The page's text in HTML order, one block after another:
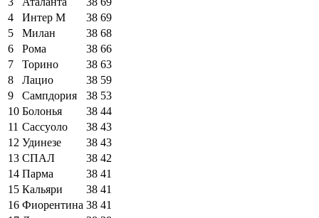
4
Интер М 38 69
5
Милан 38 68
6
Рома 38 66
7
Торино 38 63
8
Лацио 38 59
9
Сампдория 38 53
10 Болонья 38 44
11 Сассуоло 38 43
12 Удинезе 38 43
13 СПАЛ 38 42
14 Парма 38 41
15 Кальяри 38 41
16 Фиорентина 38 41